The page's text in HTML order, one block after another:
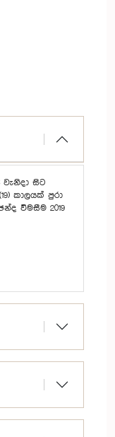
වැනිදා සිට
කාලයක් පුරා
විමසීම 2019